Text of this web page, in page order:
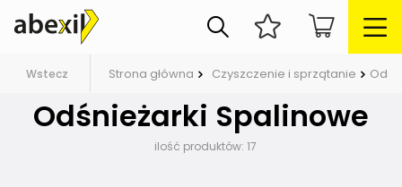
Wstecz Strona główna Czyszczenie i sprzątanie
Odśnieżarki Spalinowe
ilość produktów: 17